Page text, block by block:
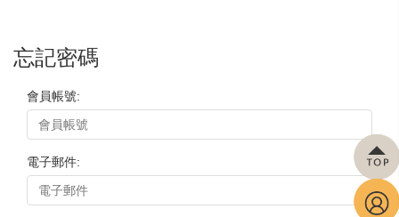
忘記密碼
會員帳號:
電子郵件: